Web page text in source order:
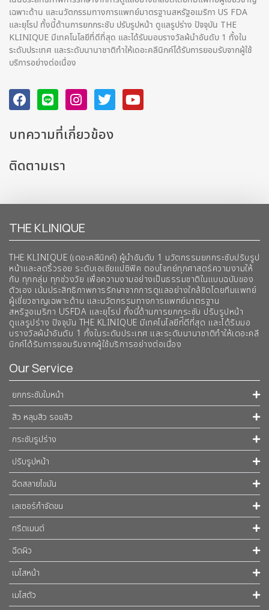
เฉพาะด้าน และนวัตกรรมทางการแพทย์มาตรฐานสหรัฐอเมริกา US FDA
และยุโรป ทั้งนี้ด้านการยกกระชับ ปรับรูปหน้า ดูแลรูปร่าง ปัจจุบัน THE
KLINIQUE มีเทคโนโลยีที่ดีที่สุด และได้รับมอบรางวัลผ้นำอันดับ 1 ทั้งใน
ระดับประเทศ และระดับนานาชาติทําให้เดอะคลีนิกค์ได้รับการยอมรับจากผู้ใช้
บริการอย่างต่อเนื่อง
บทความที่เกี่ยวข้อง
ติดตามเรา
THE KLINIQUE
THE KLINIQUE (เดอะคลีนิกค์) ผู้นำอันดับ 1 นวัตกรรมยกกระชับปรับรูป
หน้าและลดริ้วรอย ระดับเอเชียแปซิฟิค ตอบโจทย์ทุกศาสตร์ความงามให้
กับ ทุกกลุ่ม ทุกช่วงวัย เพื่อความงามอย่างเป็นธรรมชาติในแบบฉบับของ
ตัวเอง เน้นประสิทธิภาพการรักษาจากการดูแลอย่างใกล้ชิดโดยทีมแพทย์
ผู้เชี่ยวชาญเฉพาะด้าน และนวัตกรรมทางการแพทย์มาตรฐาน
สหรัฐอเมริกา USFDA และยุโรป ทั้งนี้ด้านการยกกระชับ ปรับรูปหน้า
ดูแลรูปร่าง ปัจจุบัน THE KLINIQUE มีเทคโนโลยีท่ีดีที่สุด และได้รับมอ
บรางวัลผ้นำอันดับ 1 ทั้งในระดับประเทศ และระดับนานาชาติทําให้เดอะคลี
นิกค์ได้รับการยอมรับจากผู้ใช้บริการอย่างต่อเนื่อง
Our Service
ยกกระชับใบหน้า
สิว หลุมสิว รอยสิว
กระชับรูปร่าง
ปรับรูปหน้า
ฉีดสลายไขมัน
เลเซอร์กำจัดขน
ทรีตเมนต์
ฉีดผิว
เมโสหน้า
เมโสตัว